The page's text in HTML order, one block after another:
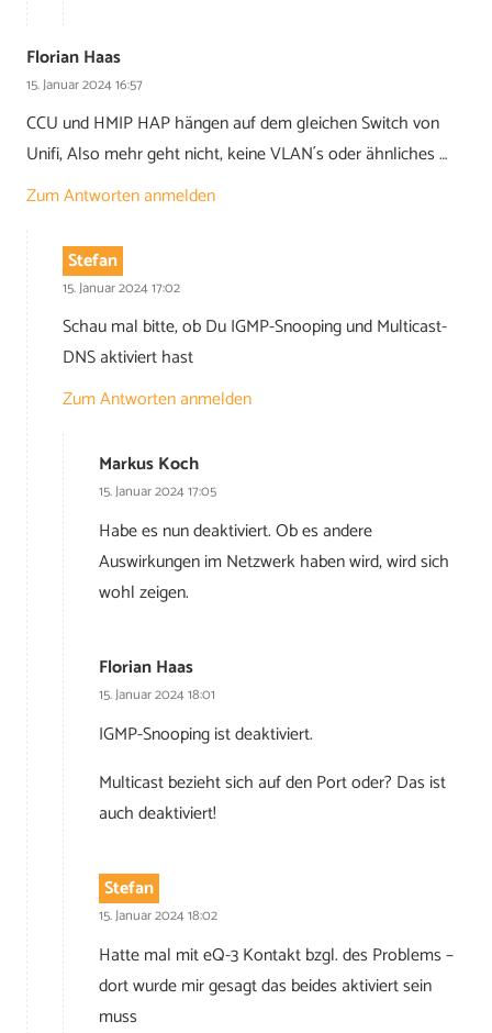
Florian Haas
15. Januar 2024 16:57
CCU und HMIP HAP hängen auf dem gleichen Switch von
Unifi, Also mehr geht nicht, keine VLAN´s oder ähnliches …
Zum Antworten anmelden
Stefan
15. Januar 2024 17:02
Schau mal bitte, ob Du IGMP-Snooping und Multicast-
DNS aktiviert hast
Zum Antworten anmelden
Markus Koch
15. Januar 2024 17:05
Habe es nun deaktiviert. Ob es andere
Auswirkungen im Netzwerk haben wird, wird sich
wohl zeigen.
Florian Haas
15. Januar 2024 18:01
IGMP-Snooping ist deaktiviert.
Multicast bezieht sich auf den Port oder? Das ist
auch deaktiviert!
Stefan
15. Januar 2024 18:02
Hatte mal mit eQ-3 Kontakt bzgl. des Problems –
dort wurde mir gesagt das beides aktiviert sein
muss